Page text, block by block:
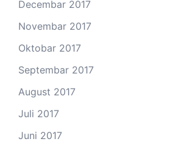
Decembar 2017
Novembar 2017
Oktobar 2017
Septembar 2017
August 2017
Juli 2017
Juni 2017